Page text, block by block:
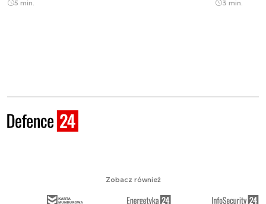
5 min. 3 min.
Zobacz również